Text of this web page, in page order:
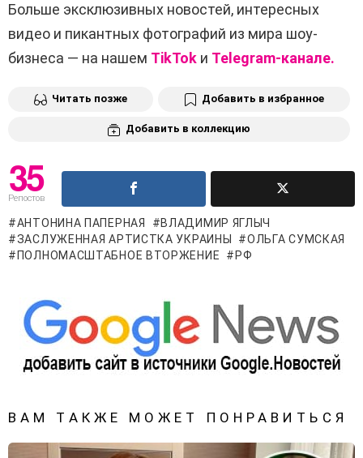
Больше эксклюзивных новостей, интересных
видео и пикантных фотографий из мира шоу-
бизнеса — на нашем TikTok и Telegram-канале.
Читать позже Добавить в избранное
Добавить в коллекцию
35
Репостов
АНТОНИНА ПАПЕРНАЯ
ВЛАДИМИР ЯГЛЫЧ
ЗАСЛУЖЕННАЯ АРТИСТКА УКРАИНЫ
ОЛЬГА СУМСКАЯ
ПОЛНОМАСШТАБНОЕ ВТОРЖЕНИЕ
РФ
ВАМ ТАКЖЕ МОЖЕТ ПОНРАВИТЬСЯ